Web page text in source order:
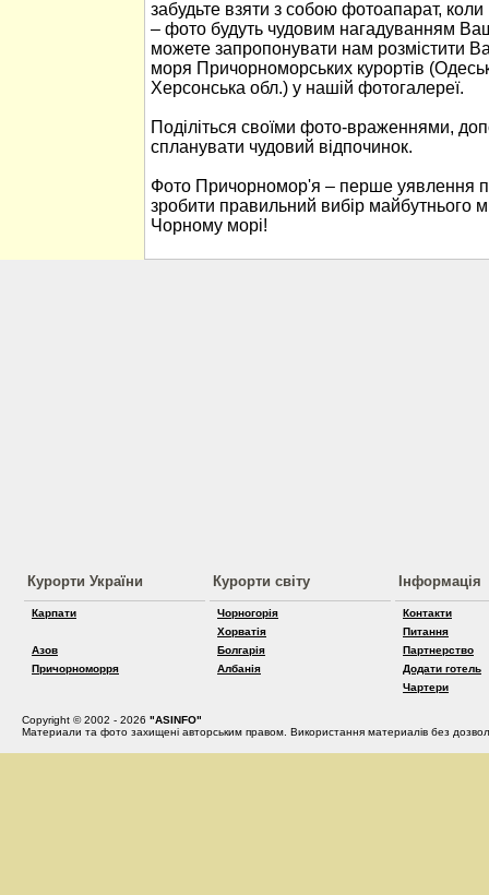
забудьте взяти з собою фотоапарат,
– фото будуть чудовим нагадуванням
можете запропонувати нам розмістити
моря Причорноморських курортів
Херсонська обл.) у нашій фотогалереї.
Поділіться своїми фото-враженнями,
спланувати чудовий відпочинок.
Фото Причорномор'я – перше уявлення
зробити правильний вибір майбутнього
Чорному морі!
Курорти України
Карпати
Азов
Причорноморря
Курорти світу
Чорногорія
Хорватія
Болгарія
Албанія
Інформація
Контакти
Питання
Партнерство
Додати готель
Чартери
Copyright © 2002 - 2026 "ASINFO"
Материали та фото захищені авторським правом. Використання материалів без